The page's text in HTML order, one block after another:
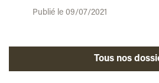
Publié le 09/07/2021
Tous nos